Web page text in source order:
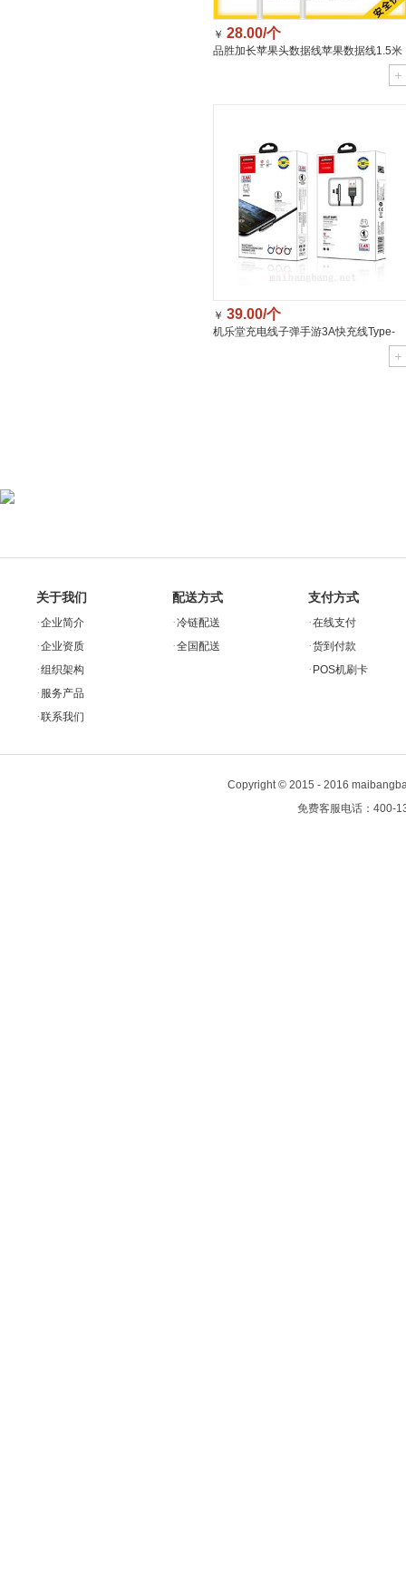
￥ 28.00/个
品胜加长苹果头数据线苹果数据线1.5米
￥ 39.00/个
机乐堂充电线子弹手游3A快充线Type-
关于我们
·企业简介
·企业资质
·组织架构
· 服务产品
·联系我们
配送方式
·冷链配送
·全国配送
支付方式
·在线支付
·货到付款
· POS机刷卡
Copyright© 2015 - 2016
免费客服电话：400-